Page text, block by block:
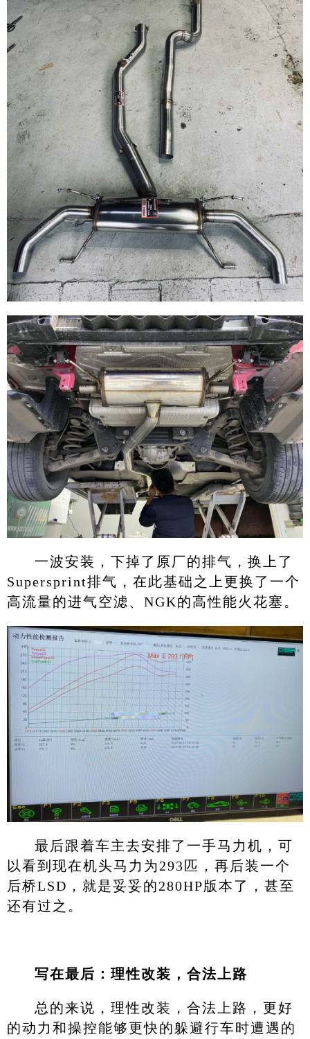
一波安装，下掉了原厂的排气，换上了
Supersprint排气，在此基础之上更换了一个
高流量的进气空滤、NGK的高性能火花塞。
最后跟着车主去安排了一手马力机，可
以看到现在机头马力为293匹，再后装一个
后桥LSD，就是妥妥的280HP版本了，甚至
还有过之。
写在最后：理性改装，合法上路
总的来说，理性改装，合法上路，更好
的动力和操控能够更快的躲避行车时遭遇的